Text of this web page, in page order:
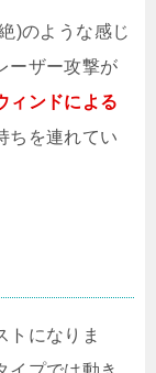
)のような感じ
ーザー攻撃が
ィンドによる
ちを連れてい
トになりま